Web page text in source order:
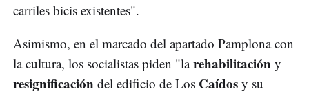
carriles bicis existentes".
Asimismo, en el marcado del apartado Pamplona con
la cultura, los socialistas piden "larehabilitación y
resignificación del edificio de Los Caídos y su